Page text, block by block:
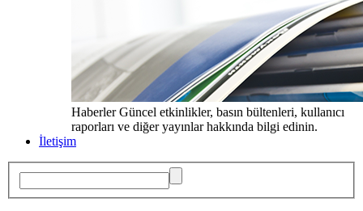
HaberlerGüncel etkinlikler, basın bültenleri, kullanıcı
raporları ve diğer yayınlar hakkında bilgi edinin.
İletişim